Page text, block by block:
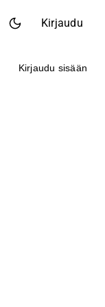
Kirjaudu
Kirjaudu sisään